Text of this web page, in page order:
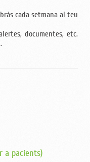
cada setmana al teu
documentes, etc.
a pacients)